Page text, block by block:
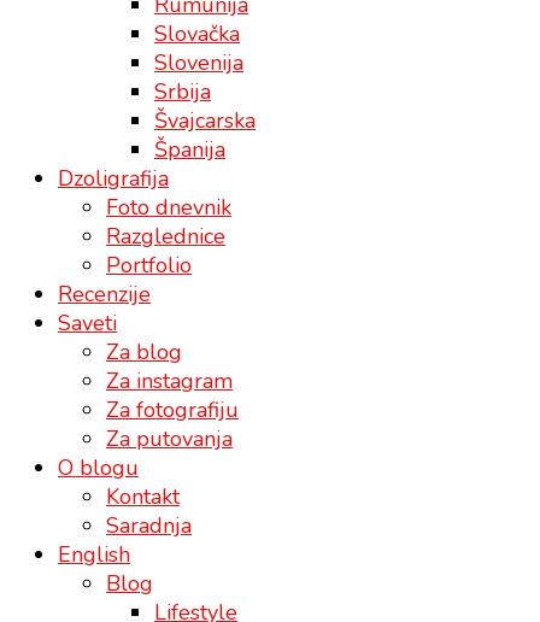
Slovačka
Slovenija
Srbija
Švajcarska
Španija
Dzoligrafija
Foto dnevnik
Razglednice
Portfolio
Recenzije
Saveti
Za blog
Za instagram
Za fotografiju
Za putovanja
O blogu
Kontakt
Saradnja
English
Blog
Lifestyle